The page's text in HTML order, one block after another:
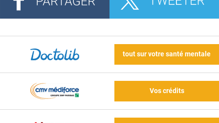
tout sur votre santé mentale
Vos crédits